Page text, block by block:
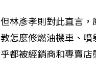
但林彥孝則對此直言
教怎麼修燃油機車、
乎都被經銷商和專賣店